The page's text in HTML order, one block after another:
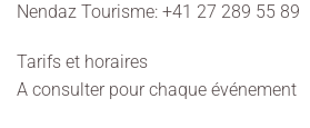
Nendaz Tourisme: +41 27 289 55 89
Tarifs et horaires
A consulter pour chaque événement